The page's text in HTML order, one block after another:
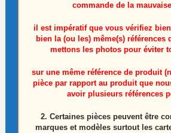
Module infra rouge télé Sony
Référence: 1-983-252-11
15,00€
commande de la
il est impératif que vous vérifiez
bien la (ou les) même(s) références
mettons les photos pour éviter
sur une même référence de produit
pièce par rapport au produit que
avoir plusieurs références
2. Certaines pièces peuvent être
marques et modèles surtout les